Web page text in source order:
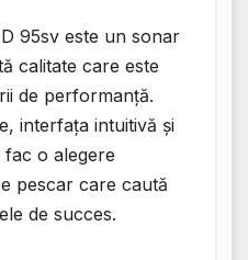
95sv este un sonar
calitate care este
de performanță.
interfața intuitivă și
o alegere
pescar care caută
de succes.